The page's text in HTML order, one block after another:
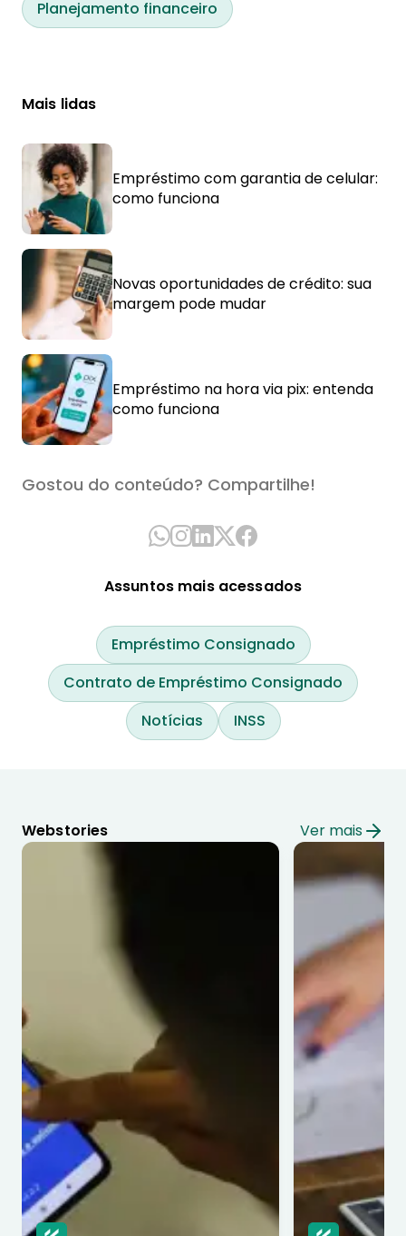
Planejamento financeiro
Mais lidas
Empréstimo com garantia de celular:
como funciona
Novas oportunidades de crédito: sua
margem pode mudar
Empréstimo na hora via pix: entenda
como funciona
Gostou do conteúdo? Compartilhe!
Assuntos mais acessados
Empréstimo Consignado
Contrato de Empréstimo Consignado
Notícias
INSS
Webstories Ver mais